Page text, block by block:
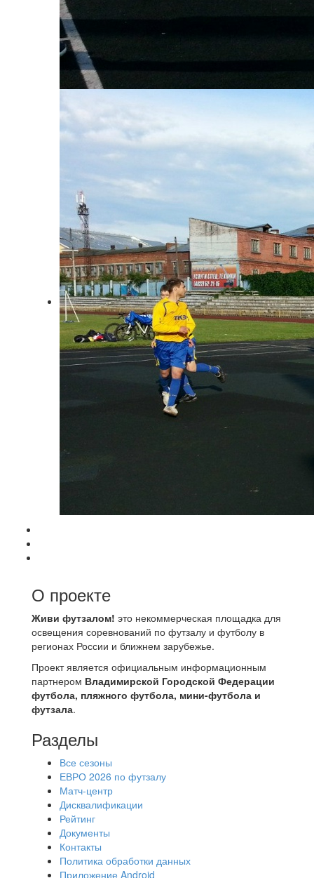
О проекте
Живи футзалом! это некоммерческая площадка для
освещения соревнований по футзалу и футболу в
регионах России и ближнем зарубежье.
Проект является официальным информационным
партнером Владимирской Городской Федерации
футбола, пляжного футбола, мини-футбола и
футзала.
Разделы
Все сезоны
ЕВРО 2026 по футзалу
Матч-центр
Дисквалификации
Рейтинг
Документы
Контакты
Политика обработки данных
Приложение Android